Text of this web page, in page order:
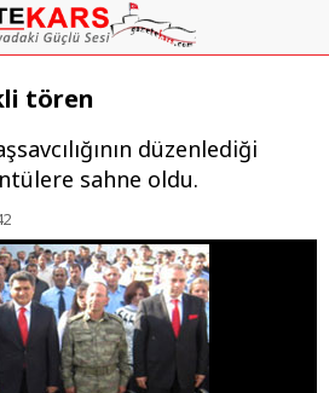
tören
düzenlediği
sahne oldu.